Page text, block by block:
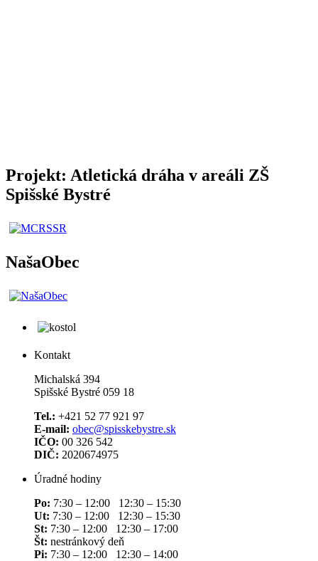
Projekt: Atletická dráha v areáli ZŠ
Spišské Bystré
NašaObec
Kontakt
Michalská 394
Spišské Bystré 059 18
Tel.: +421 52 77 921 97
E-mail: obec@spisskebystre.sk
IČO: 00 326 542
DIČ: 2020674975
Úradné hodiny
Po: 7:30 – 12:00 12:30 – 15:30
Ut: 7:30 – 12:00 12:30 – 15:30
St: 7:30 – 12:00 12:30 – 17:00
Št: nestránkový deň
Pi: 7:30 – 12:00 12:30 – 14:00